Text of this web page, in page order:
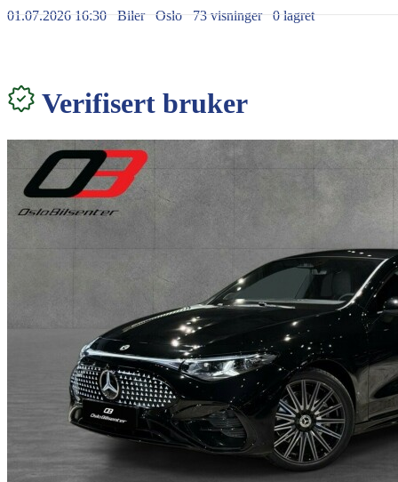
01.07.2026 16:30 Biler Oslo 73 visninger 0 lagret
Verifisert bruker